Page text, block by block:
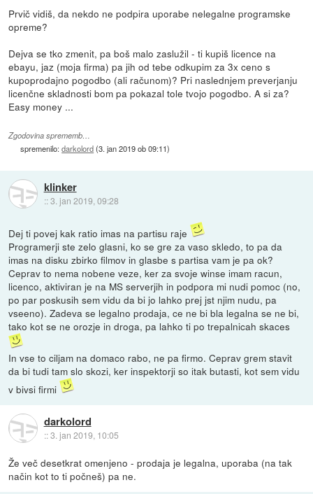
Prvič vidiš, da nekdo ne podpira uporabe nelegalne programske
opreme?
Dejva se tko zmenit, pa boš malo zaslužil - ti kupiš licence na
ebayu, jaz (moja firma) pa jih od tebe odkupim za 3x ceno s
kupoprodajno pogodbo (ali računom)? Pri naslednjem preverjanju
licenčne skladnosti bom pa pokazal tole tvojo pogodbo. A si za?
Easy money ...
Zgodovina sprememb…
spremenilo:darkolord(3. jan 2019 ob 09:11)
klinker
::3. jan 2019, 09:28
Dej ti povej kak ratio imas na partisu raje
Programerji ste zelo glasni, ko se gre za vaso skledo, to pa da
imas na disku zbirko filmov in glasbe s partisa vam je pa ok?
Ceprav to nema nobene veze, ker za svoje winse imam racun,
licenco, aktiviran je na MS serverjih in podpora mi nudi pomoc (no,
po par poskusih sem vidu da bi jo lahko prej jst njim nudu, pa
vseeno). Zadeva se legalno prodaja, ce ne bi bla legalna se ne bi,
tako kot se ne orozje in droga, pa lahko ti po trepalnicah skaces
In vse to ciljam na domaco rabo, ne pa firmo. Ceprav grem stavit
da bi tudi tam slo skozi, ker inspektorji so itak butasti, kot sem vidu
v bivsi firmi
darkolord
::3. jan 2019, 10:05
Že več desetkrat omenjeno - prodaja je legalna, uporaba (na tak
način kot to ti počneš) pa ne.